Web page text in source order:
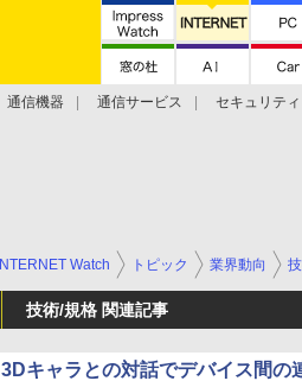
通信機器 通信サービス セキュリティ
INTERNET Watch トピック 業界動向
技術/規格 関連記事
3Dキャラとの対話でデバイス間の